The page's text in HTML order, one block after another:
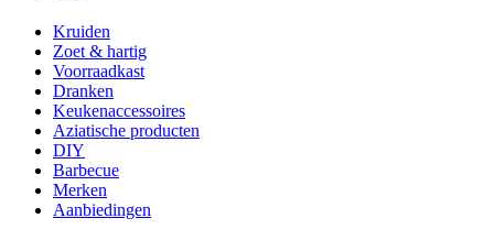
Kruiden
Zoet & hartig
Voorraadkast
Dranken
Keukenaccessoires
Aziatische producten
DIY
Barbecue
Merken
Aanbiedingen